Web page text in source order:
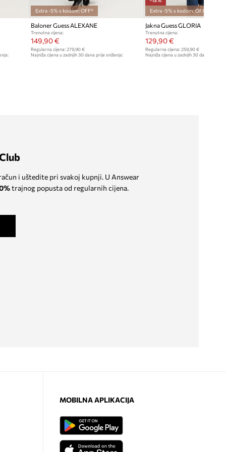
Extra -5% s kodom: OFF*
Baloner Guess ALEXANE
Trenutna cijena:
149,90 €
Regularna cijena:279,90 €
Najniža cijena u zadnjih 30 dana prije sniženja:
Extra -5% s kodom: OFF*
Jakna Guess GLORIA
Trenutna cijena:
129,90 €
Regularna cijena: 259,90 €
Najniža cijena u zadnjih 30 dana prije
i uštedite pri svakoj kupnji. U Answear
trajnog popusta od regularnih cijena.
MOBILNA APLIKACIJA